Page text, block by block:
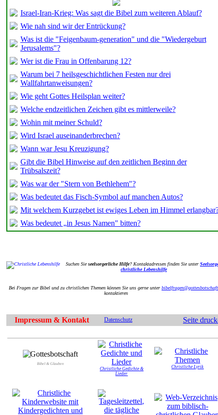
Israel-Iran-Krieg: Was sagt die Bibel zum weiteren Ablauf?
Wie nah sind wir der Entrückung?
Was ist die "Feigenbaum-generation" und die "Wiedergeburt
Jerusalems"?
Wer ist die Frau in Offenbarung 12?
Warum bei 7 heilsgeschichtlichen Festen nur drei
Wallfahrtanweisungen?
Wie geht Gottes Heilsplan weiter?
Welche endzeitlichen Zeichen gibt es mittlerweile?
Wohin mit meiner Schuld?
Wird Israel auseinanderbrechen?
Wann war Jesu Kreuzigung?
Gibt die Bibel Hinweise auf den zeitlichen Beginn der
Trübsalszeit?
Was war der "Stern von Bethlehem"?
Was bedeutet das Fisch-Symbol auf manchen Autos?
Mit welchem Kurzgebet ist ewiges Leben im Himmel
Was bedeutet „in Jesus Namen" bitten?
Suchen Sieseelsorgerliche Hilfe? Kontaktadressen finden Sie unter
christliche Lebenshilfe
Bei Fragen zur Bibel und zu christlichen Themen können Sie uns gerne unter
kontaktieren
Impressum & Kontakt Datenschutz Seite
Bibel & Glauben
Christliche Gedichte &
Lieder
Christliche Lyrik